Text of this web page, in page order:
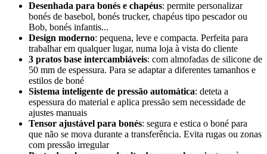
Desenhada para bonés e chapéus: permite personalizar
bonés de basebol, bonés trucker, chapéus tipo pescador ou
Bob, bonés infantis...
Design moderno: pequena, leve e compacta. Perfeita para
trabalhar em qualquer lugar, numa loja à vista do cliente
3 pratos base intercambiáveis: com almofadas de silicone de
50 mm de espessura. Para se adaptar a diferentes tamanhos e
estilos de boné
Sistema inteligente de pressão automática: deteta a
espessura do material e aplica pressão sem necessidade de
ajustes manuais
Tensor ajustável para bonés: segura e estica o boné para
que não se mova durante a transferência. Evita rugas ou zonas
com pressão irregular